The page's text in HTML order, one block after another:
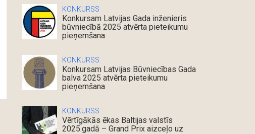
KONKURSS
Konkursam Latvijas Gada inženieris
būvniecībā 2025 atvērta pieteikumu
pieņemšana
KONKURSS
Konkursam Latvijas Būvniecības Gada
balva 2025 atvērta pieteikumu
pieņemšana
KONKURSS
Vērtīgākās ēkas Baltijas valstīs
2025.gadā – Grand Prix aizceļo uz